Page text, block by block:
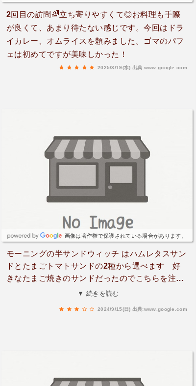
2回目の訪問🌈立ち寄りやすくて◎お料理も手際
が良くて、あまり待たない感じです。今回はドラ
イカレー、オムライスを頼みました。ゴマのパフ
ェは初めてですが美味しかった！
2025/3/19(水) 出典:www.google.com
画像は著作権で保護されている場合があります。
モーニングの半サンドウィッチ はハムレタスサン
ドとたまごトマトサンドの2種から選べます 好
きなたまご焼きのサンドだったのでこちらを注
文 店内の雰囲気もよく美味しくいただきまし
▼ 続きを読む
2024/9/15(日) 出典:www.google.com